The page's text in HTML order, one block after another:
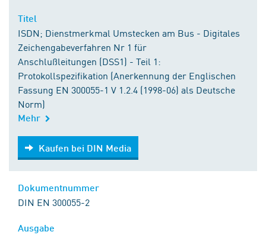
ISDN; Dienstmerkmal Umstecken am Bus - Digitales
Zeichengabeverfahren Nr 1 für
Anschlußleitungen (DSS1) - Teil 1:
Protokollspezifikation (Anerkennung der Englischen
Fassung EN 300055-1 V 1.2.4 (1998-06) als Deutsche
Norm)
Mehr
Kaufen bei DIN Media
Kaufen bei DIN Media
DIN EN 300055-2